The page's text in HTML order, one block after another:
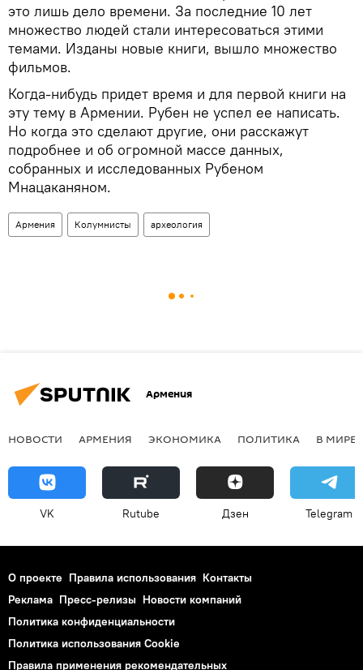
это лишь дело времени. За последние 10 лет
множество людей стали интересоваться этими
темами. Изданы новые книги, вышло множество
фильмов.
Когда-нибудь придет время и для первой книги на
эту тему в Армении. Рубен не успел ее написать.
Но когда это сделают другие, они расскажут
подробнее и об огромной массе данных,
собранных и исследованных Рубеном
Мнацаканяном.
Армения Колумнисты археология
Армения
НОВОСТИ АРМЕНИЯ ЭКОНОМИКА ПОЛИТИКА В МИРЕ
VK Rutube Дзен Telegram
О проекте Правила использования Контакты
Реклама Пресс-релизы Новости компаний
Политика конфиденциальности
Политика использования Cookie
Правила применения рекомендательных